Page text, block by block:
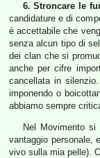
6. Stroncare le
candidature e di
è accettabile che
senza alcun tipo di
dei clan che si
anche per cifre
cancellata in
imponendo o
abbiamo sempre
Nel Movimento
vantaggio personale,
vivo sulla mia pelle).